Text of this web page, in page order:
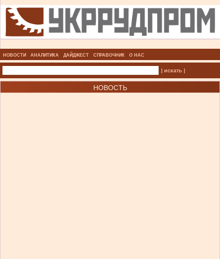
НОВОСТИ АНАЛИТИКА ДАЙДЖЕСТ СПРАВОЧНИК О НАС
| искать |
НОВОСТЬ